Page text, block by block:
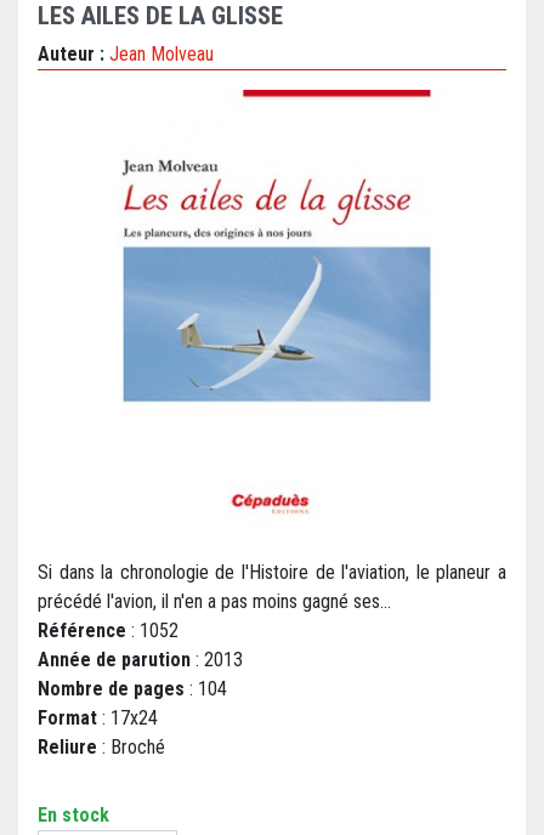
LES AILES DE LA GLISSE
Auteur : Jean Molveau
Si dans la chronologie de l'Histoire de l'aviation, le planeur a
précédé l'avion, il n'en a pas moins gagné ses...
Référence : 1052
Année de parution : 2013
Nombre de pages : 104
Format : 17x24
Reliure : Broché
En stock